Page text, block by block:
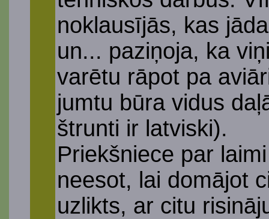
noklausījās, kas
un... paziņoja, ka
varētu rāpot pa
jumtu būra vidus
štrunti ir latviski).
Priekšniece par
neesot, lai domājot
uzlikts, ar citu